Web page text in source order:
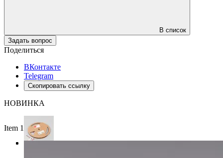
В список
Задать вопрос
Поделиться
ВКонтакте
Telegram
Скопировать ссылку
НОВИНКА
Item 1 of 3